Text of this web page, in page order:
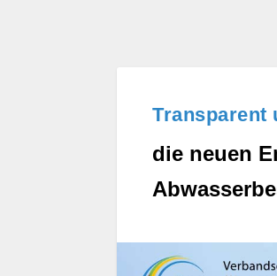
Transparent
die neuen